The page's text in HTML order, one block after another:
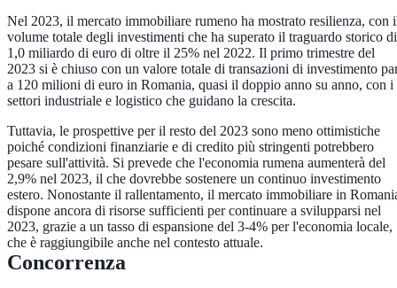
Nel 2023, il mercato immobiliare rumeno ha mostrato resilienza, con
volume totale degli investimenti che ha superato il traguardo storico di
1,0 miliardo di euro di oltre il 25% nel 2022. Il primo trimestre del
2023 si è chiuso con un valore totale di transazioni di investimento
a 120 milioni di euro in Romania, quasi il doppio anno su anno, con i
settori industriale e logistico che guidano la crescita.
Tuttavia, le prospettive per il resto del 2023 sono meno ottimistiche
poiché condizioni finanziarie e di credito più stringenti potrebbero
pesare sull'attività. Si prevede che l'economia rumena aumenterà del
2,9% nel 2023, il che dovrebbe sostenere un continuo investimento
estero. Nonostante il rallentamento, il mercato immobiliare in
dispone ancora di risorse sufficienti per continuare a svilupparsi nel
2023, grazie a un tasso di espansione del 3-4% per l'economia locale,
che è raggiungibile anche nel contesto attuale.
Concorrenza